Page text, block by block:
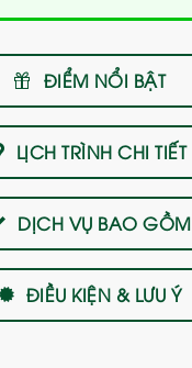
ĐIỂM NỔI BẬT
LỊCH TRÌNH CHI TIẾT
DỊCH VỤ BAO GỒM
ĐIỀU KIỆN & LƯU Ý